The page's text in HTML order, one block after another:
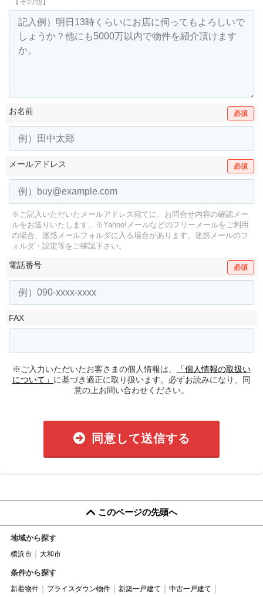
お名前 必須
メールアドレス 必須
※ご記入いただいたメールアドレス宛てに、お問合せ内容の確認メー
ルをお送りいたします。
※Yahoo!メールなどのフリーメールをご利用
の場合、迷惑メールフォルダに入る場合があります。 迷惑メールのフ
ォルダ・設定等をご確認下さい。
電話番号 必須
FAX
※ご入力いただいたお客さまの個人情報は、
「個人情報の取扱い
について」 に基づき適正に取り扱います。必ずお読みになり、同
意の上お問い合わせください。
同意して送信する
このページの先頭へ
地域から探す
横浜市 大和市
条件から探す
新着物件 プライスダウン物件 新築一戸建て
中古一戸建て